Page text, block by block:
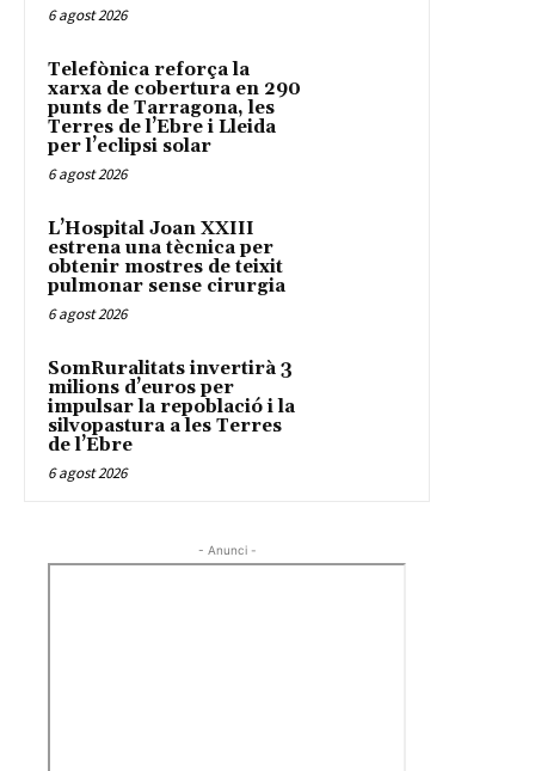
6 agost 2026
Telefònica reforça la
xarxa de cobertura en 290
punts de Tarragona, les
Terres de l’Ebre i Lleida
per l’eclipsi solar
6 agost 2026
L’Hospital Joan XXIII
estrena una tècnica per
obtenir mostres de teixit
pulmonar sense cirurgia
6 agost 2026
SomRuralitats invertirà 3
milions d’euros per
impulsar la repoblació i la
silvopastura a les Terres
de l’Ebre
6 agost 2026
- Anunci -